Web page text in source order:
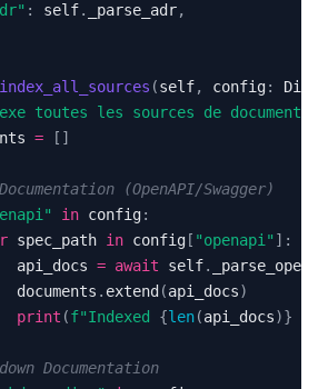
: self. _parse_adr,
index_all_sources (self, config: Dict
toutes les sources de
= [ ]
(OpenAPI/Swagger)
in config:
spec_path in config [ "openapi" ] :
api_docs
= await self.
documents
. extend (api_docs)
print (f"Indexed {len(api_docs)}
Documentation